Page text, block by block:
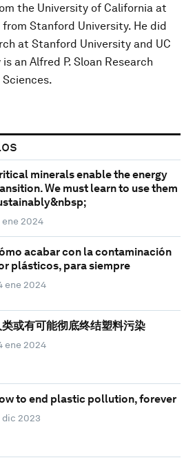
the University of California at
from Stanford University. He did
at Stanford University and UC
an Alfred P. Sloan Research
Sciences.
minerals enable the energy
We must learn to use them
ene 2024
acabar con la contaminación
plásticos, para siempre
ene 2024
类或有可能彻底终结塑料污染
ene 2024
to end plastic pollution, forever
dic 2023